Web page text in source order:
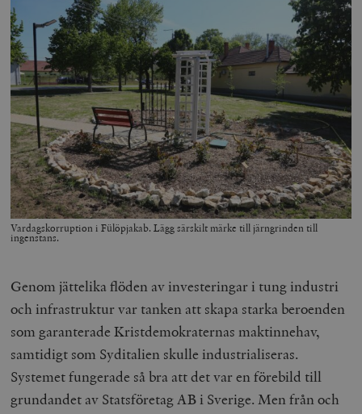
Vardagskorruption i Fülöpjakab. Lägg särskilt märke till järngrinden till
ingenstans.
Genom jättelika flöden av investeringar i tung industri
och infrastruktur var tanken att skapa starka beroenden
som garanterade Kristdemokraternas maktinnehav,
samtidigt som Syditalien skulle industrialiseras.
Systemet fungerade så bra att det var en förebild till
grundandet av Statsföretag AB i Sverige. Men från och